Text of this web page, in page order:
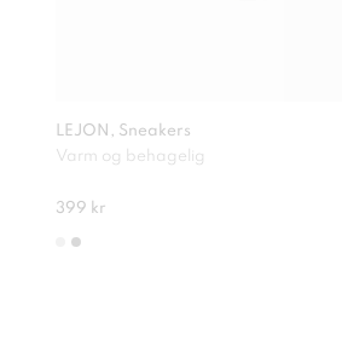
LEJON, Sneakers
Varm og behagelig
399 kr